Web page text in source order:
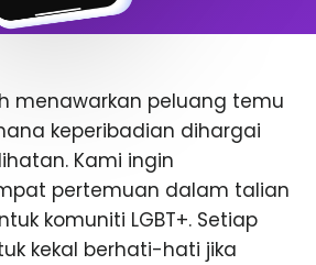
menawarkan peluang temu
keperibadian dihargai
Kami ingin
pertemuan dalam talian
komuniti LGBT+. Setiap
kekal berhati-hati jika